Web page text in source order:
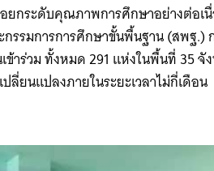
ยกระดับคุณภาพการศึกษาอย่างต่อเนื่
รรมการการศึกษาขั้นพื้นฐาน (สพฐ.)
ข้าร่วม ทั้งหมด 291 แห่งในพื้นที่ 35
ลี่ยนแปลงภายในระยะเวลาไม่กี่เดือน